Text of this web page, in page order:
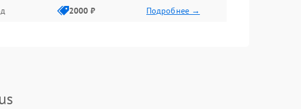
2000 ₽ Подробнее →